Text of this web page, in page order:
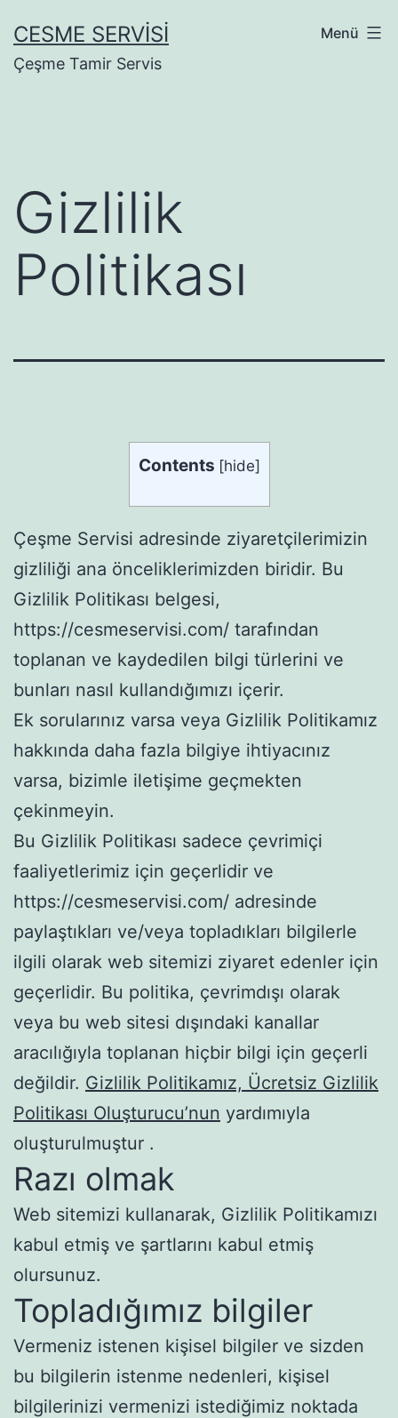
geçCESME SERVISI
Çeşme Tamir Servis
Menü
Gizlilik
Politikası
Contents [hide]
Çeşme Servisi adresinde ziyaretçilerimizin
gizliliği ana önceliklerimizden biridir. Bu
Gizlilik Politikası belgesi,
https://cesmeservisi.com/ tarafından
toplanan ve kaydedilen bilgi türlerini ve
bunları nasıl kullandığımızı içerir.
Ek sorularınız varsa veya Gizlilik Politikamız
hakkında daha fazla bilgiye ihtiyacınız
varsa, bizimle iletişime geçmekten
çekinmeyin.
Bu Gizlilik Politikası sadece çevrimiçi
faaliyetlerimiz için geçerlidir ve
https://cesmeservisi.com/ adresinde
paylaştıkları ve/veya topladıkları bilgilerle
ilgili olarak web sitemizi ziyaret edenler için
geçerlidir. Bu politika, çevrimdışı olarak
veya bu web sitesi dışındaki kanallar
aracılığıyla toplanan hiçbir bilgi için geçerli
değildir. Gizlilik Politikamız, Ücretsiz Gizlilik
Politikası Oluşturucu’nun yardımıyla
oluşturulmuştur .
Razı olmak
Web sitemizi kullanarak, Gizlilik Politikamızı
kabul etmiş ve şartlarını kabul etmiş
olursunuz.
Topladığımız bilgiler
Vermeniz istenen kişisel bilgiler ve sizden
bu bilgilerin istenme nedenleri, kişisel
bilgilerinizi vermenizi istediğimiz noktada